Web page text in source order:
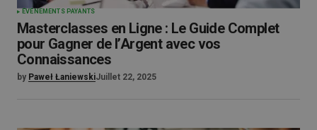
ÉVÉNEMENTS PAYANTS
Masterclasses en Ligne : Le Guide Complet
pour Gagner de l’Argent avec vos
Connaissances
by Paweł ŁaniewskiJuillet 22, 2025